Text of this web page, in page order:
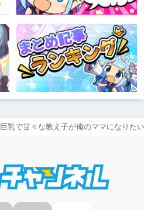
巨乳で甘々な教え子が俺のママになりた